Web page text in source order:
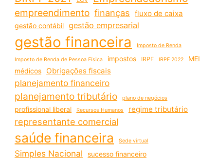
empreendimento finanças fluxo de caixa
gestão contábil gestão empresarial
gestão financeira Imposto de Renda
Imposto de Renda de Pessoa Física impostos IRPF IRPF 2022
MEI
médicos
Obrigações fiscais
planejamento financeiro
planejamento tributário plano de negócios
profissional liberal Recursos Humanos regime tributário
representante comercial
saúde financeira Sede virtual
Simples Nacional sucesso financeiro